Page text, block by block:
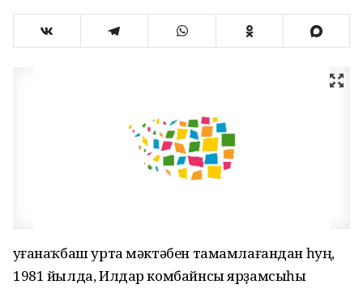
Ҡуғанаҡбаш урта мәктәбен тамамлағандан һуң,
1981 йылда, Илдар комбайнсы ярҙамсыһы